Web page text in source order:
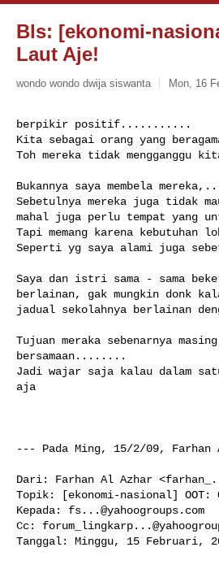
Bls: [ekonomi-
Laut Aje!
wondo wondo dwija siswanta Mon, 16
berpikir positif...........
Kita sebagai orang yang
Toh mereka tidak
Bukannya saya membela
Sebetulnya mereka juga tidak
mahal juga perlu tempat
Tapi memang karena kebutuhan
Seperti yg saya alami juga
Saya dan istri sama - sama
berlainan, gak mungkin donk
jadual sekolahnya berlainan
Tujuan meraka sebenarnya
bersamaan........
Jadi wajar saja kalau dalam
aja
--- Pada Ming, 15/2/09, Farhan
Dari: Farhan Al Azhar <
Topik: [ekonomi-nasional] OOT:
Kepada: fs...@yahoogroups.com
Cc:
Tanggal: Minggu, 15 Februari,